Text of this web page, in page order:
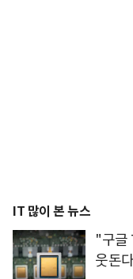
IT 많이 본 뉴스
"구글
웃돈